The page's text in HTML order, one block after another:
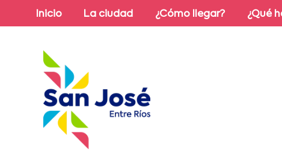
Inicio La ciudad ¿Cómo llegar? ¿Qué